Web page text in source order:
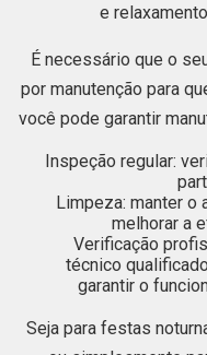
e
É necessário que o
por manutenção para
você pode garantir
Inspeção regular:
Limpeza: manter o
melhorar a
Verificação
técnico
garantir o
Seja para festas